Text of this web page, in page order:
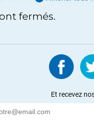
Enfin, ce n’est pas grave.
puis bon, paraît que les USA
Moi perso, un ami qui fait de la
m’équiper et qui fait
propres entreprises ne soient
PS : par rapport à l’article de la
fermés.
Et recevez